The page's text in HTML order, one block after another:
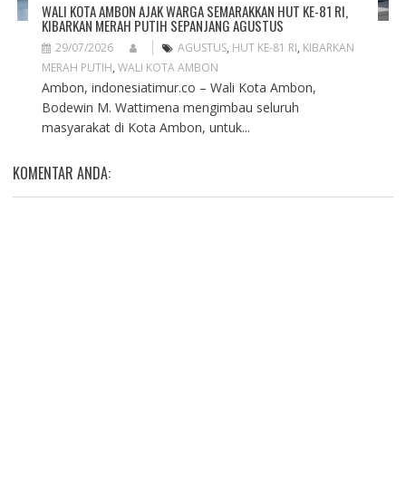
WALI KOTA AMBON AJAK WARGA SEMARAKKAN HUT KE-81 RI,
KIBARKAN MERAH PUTIH SEPANJANG AGUSTUS
29/07/2026 AGUSTUS, HUT KE-81 RI, KIBARKAN
MERAH PUTIH, WALI KOTA AMBON
Ambon, indonesiatimur.co – Wali Kota Ambon,
Bodewin M. Wattimena mengimbau seluruh
masyarakat di Kota Ambon, untuk...
KOMENTAR ANDA: